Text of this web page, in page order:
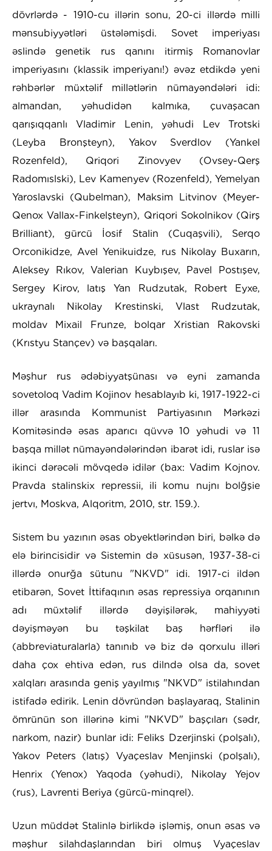
dövrlərdə - 1910-cu illərin sonu, 20-ci illərdə milli
mənsubiyyətləri üstələmişdi. Sovet imperiyası
əslində genetik rus qanını itirmiş Romanovlar
imperiyasını (klassik imperiyanı!) əvəz etdikdə yeni
rəhbərlər müxtəlif millətlərin nümayəndələri idi:
almandan, yəhudidən kalmıka, çuvaşacan
qarışıqqanlı Vladimir Lenin, yəhudi Lev Trotski
(Leyba Bronşteyn), Yakov Sverdlov (Yankel
Rozenfeld), Qriqori Zinovyev (Ovsey-Qerş
Radomıslski), Lev Kamenyev (Rozenfeld), Yemelyan
Yaroslavski (Qubelman), Maksim Litvinov (Meyer-
Qenox Vallax-Finkelşteyn), Qriqori Sokolnikov (Qirş
Brilliant), gürcü İosif Stalin (Cuqaşvili), Serqo
Orconikidze, Avel Yenikuidze, rus Nikolay Buxarın,
Aleksey Rıkov, Valerian Kuybışev, Pavel Postışev,
Sergey Kirov, latış Yan Rudzutak, Robert Eyxe,
ukraynalı Nikolay Krestinski, Vlast Rudzutak,
moldav Mixail Frunze, bolqar Xristian Rakovski
(Krıstyu Stançev) və başqaları.
Məşhur rus ədəbiyyatşünası və eyni zamanda
sovetoloq Vadim Kojinov hesablayıb ki, 1917-1922-ci
illər arasında Kommunist Partiyasının Mərkəzi
Komitəsində əsas aparıcı qüvvə 10 yəhudi və 11
başqa millət nümayəndələrindən ibarət idi, ruslar isə
ikinci dərəcəli mövqedə idilər (bax: Vadim Kojnov.
Pravda stalinskix repressii, ili komu nujnı bolğşie
jertvı, Moskva, Alqoritm, 2010, str. 159.).
Sistem bu yazının əsas obyektlərindən biri, bəlkə də
elə birincisidir və Sistemin də xüsusən, 1937-38-ci
illərdə onurğa sütunu "NKVD" idi. 1917-ci ildən
etibarən, Sovet İttifaqının əsas repressiya orqanının
adı müxtəlif illərdə dəyişilərək, mahiyyəti
dəyişməyən bu təşkilat baş hərfləri ilə
(abbreviaturalarla) tanınıb və biz də qorxulu illəri
daha çox ehtiva edən, rus dilndə olsa da, sovet
xalqları arasında geniş yayılmış "NKVD" istilahından
istifadə edirik. Lenin dövründən başlayaraq, Stalinin
ömrünün son illərinə kimi "NKVD" başçıları (sədr,
narkom, nazir) bunlar idi: Feliks Dzerjinski (polşalı),
Yakov Peters (latış) Vyaçeslav Menjinski (polşalı),
Henrix (Yenox) Yaqoda (yəhudi), Nikolay Yejov
(rus), Lavrenti Beriya (gürcü-minqrel).
Uzun müddət Stalinlə birlikdə işləmiş, onun əsas və
məşhur silahdaşlarından biri olmuş Vyaçeslav